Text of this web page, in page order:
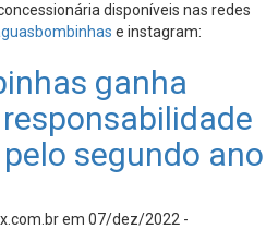
disponíveis nas redes
e instagram:
ganha
segundo ano
em 07/dez/2022 -